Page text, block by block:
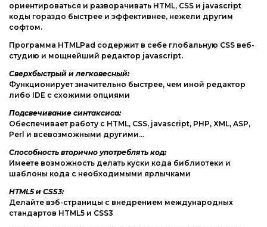
ориентироваться и разворачивать HTML, CSS и javascript
коды гораздо быстрее и эффективнее, нежели другим
софтом.
Программа HTMLPad содержит в себе глобальную CSS веб-
студию и мощнейший редактор javascript.
Сверхбыстрый и легковесный:
Функционирует значительно быстрее, чем иной редактор
либо IDE с схожими опциями
Подсвечивание синтаксиса:
Обеспечивает работу с HTML, CSS, javascript, PHP, XML, ASP,
Perl и всевозможными другими...
Способность вторично употреблять код:
Имеете возможность делать куски кода библиотеки и
шаблоны кода с необходимыми ярлычками
HTML5 и CSS3:
Делайте вэб-страницы с внедрением международных
стандартов HTML5 и CSS3